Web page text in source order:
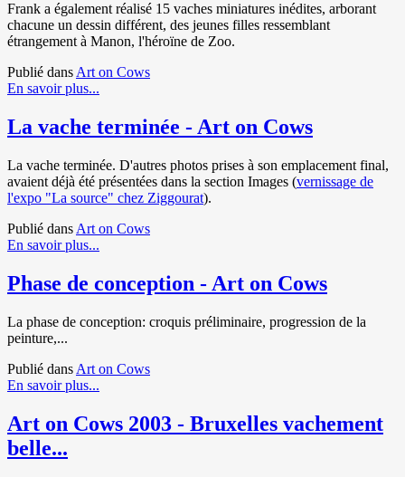
Frank a également réalisé 15 vaches miniatures inédites, arborant
chacune un dessin différent, des jeunes filles ressemblant
étrangement à Manon, l'héroïne de Zoo.
Publié dans Art on Cows
En savoir plus...
La vache terminée - Art on Cows
La vache terminée. D'autres photos prises à son emplacement final,
avaient déjà été présentées dans la section Images (vernissage de
l'expo "La source" chez Ziggourat).
Publié dans Art on Cows
En savoir plus...
Phase de conception - Art on Cows
La phase de conception: croquis préliminaire, progression de la
peinture,...
Publié dans Art on Cows
En savoir plus...
Art on Cows 2003 - Bruxelles vachement
belle...